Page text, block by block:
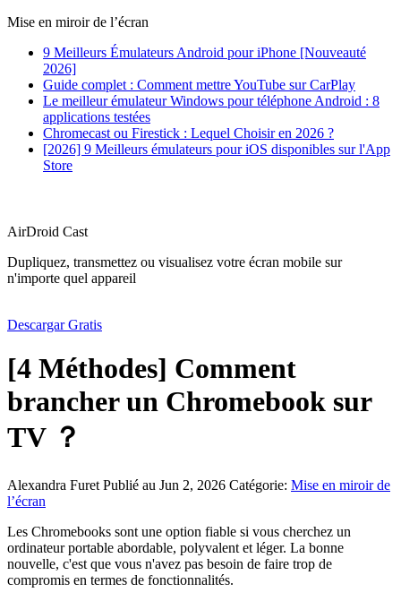
Mise en miroir de l’écran
9 Meilleurs Émulateurs Android pour iPhone [Nouveauté
2026]
Guide complet : Comment mettre YouTube sur CarPlay
Le meilleur émulateur Windows pour téléphone Android : 8
applications testées
Chromecast ou Firestick : Lequel Choisir en 2026 ?
[2026] 9 Meilleurs émulateurs pour iOS disponibles sur l'App
Store
AirDroid Cast
Dupliquez, transmettez ou visualisez votre écran mobile sur
n'importe quel appareil
Descargar Gratis
[4 Méthodes] Comment
brancher un Chromebook sur
TV ？
Alexandra Furet Publié au Jun 2, 2026 Catégorie: Mise en miroir de
l’écran
Les Chromebooks sont une option fiable si vous cherchez un
ordinateur portable abordable, polyvalent et léger. La bonne
nouvelle, c'est que vous n'avez pas besoin de faire trop de
compromis en termes de fonctionnalités.